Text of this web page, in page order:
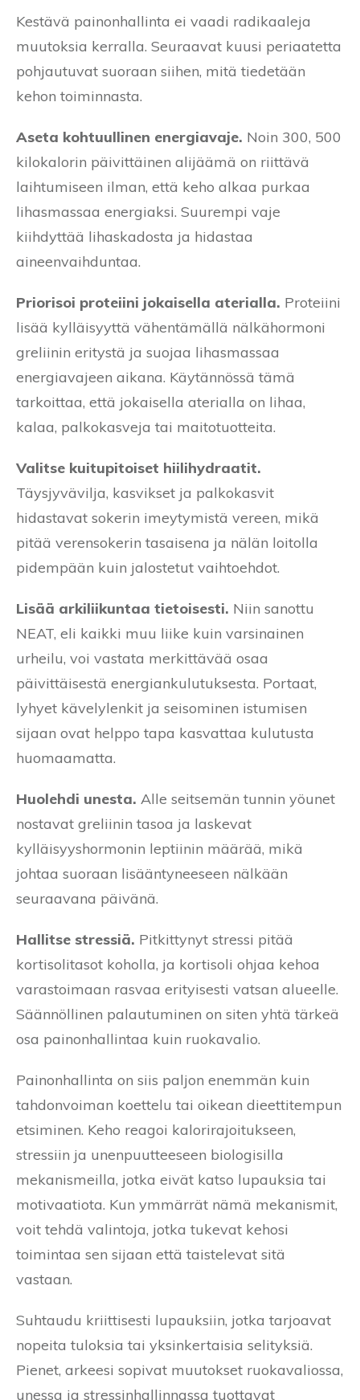
Kestävä painonhallinta ei vaadi radikaaleja
muutoksia kerralla. Seuraavat kuusi periaatetta
pohjautuvat suoraan siihen, mitä tiedetään
kehon toiminnasta.
Aseta kohtuullinen energiavaje. Noin 300, 500
kilokalorin päivittäinen alijäämä on riittävä
laihtumiseen ilman, että keho alkaa purkaa
lihasmassaa energiaksi. Suurempi vaje
kiihdyttää lihaskadosta ja hidastaa
aineenvaihduntaa.
Priorisoi proteiini jokaisella aterialla. Proteiini
lisää kylläisyyttä vähentämällä nälkähormoni
greliinin eritystä ja suojaa lihasmassaa
energiavajeen aikana. Käytännössä tämä
tarkoittaa, että jokaisella aterialla on lihaa,
kalaa, palkokasveja tai maitotuotteita.
Valitse kuitupitoiset hiilihydraatit.
Täysjyvävilja, kasvikset ja palkokasvit
hidastavat sokerin imeytymistä vereen, mikä
pitää verensokerin tasaisena ja nälän loitolla
pidempään kuin jalostetut vaihtoehdot.
Lisää arkiliikuntaa tietoisesti. Niin sanottu
NEAT, eli kaikki muu liike kuin varsinainen
urheilu, voi vastata merkittävää osaa
päivittäisestä energiankulutuksesta. Portaat,
lyhyet kävelylenkit ja seisominen istumisen
sijaan ovat helppo tapa kasvattaa kulutusta
huomaamatta.
Huolehdi unesta. Alle seitsemän tunnin yöunet
nostavat greliinin tasoa ja laskevat
kylläisyyshormonin leptiinin määrää, mikä
johtaa suoraan lisääntyneeseen nälkään
seuraavana päivänä.
Hallitse stressiä. Pitkittynyt stressi pitää
kortisolitasot koholla, ja kortisoli ohjaa kehoa
varastoimaan rasvaa erityisesti vatsan alueelle.
Säännöllinen palautuminen on siten yhtä tärkeä
osa painonhallintaa kuin ruokavalio.
Painonhallinta on siis paljon enemmän kuin
tahdonvoiman koettelu tai oikean dieettitempun
etsiminen. Keho reagoi kalorirajoitukseen,
stressiin ja unenpuutteeseen biologisilla
mekanismeilla, jotka eivät katso lupauksia tai
motivaatiota. Kun ymmärrät nämä mekanismit,
voit tehdä valintoja, jotka tukevat kehosi
toimintaa sen sijaan että taistelevat sitä
vastaan.
Suhtaudu kriittisesti lupauksiin, jotka tarjoavat
nopeita tuloksia tai yksinkertaisia selityksiä.
Pienet, arkeesi sopivat muutokset ruokavaliossa,
unessa ja stressinhallinnassa tuottavat